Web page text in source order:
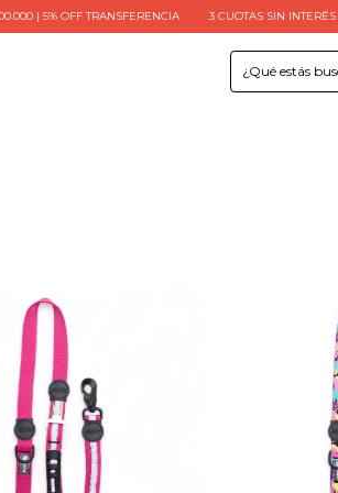
OFF TRANSFERENCIA 3 CUOTAS SIN INTERÉS | 6